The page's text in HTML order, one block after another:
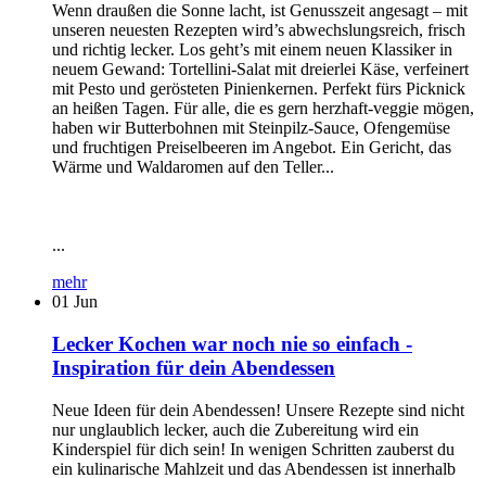
Wenn draußen die Sonne lacht, ist Genusszeit angesagt – mit
unseren neuesten Rezepten wird’s abwechslungsreich, frisch
und richtig lecker. Los geht’s mit einem neuen Klassiker in
neuem Gewand: Tortellini-Salat mit dreierlei Käse, verfeinert
mit Pesto und gerösteten Pinienkernen. Perfekt fürs Picknick
an heißen Tagen. Für alle, die es gern herzhaft-veggie mögen,
haben wir Butterbohnen mit Steinpilz-Sauce, Ofengemüse
und fruchtigen Preiselbeeren im Angebot. Ein Gericht, das
Wärme und Waldaromen auf den Teller...
...
mehr
01 Jun
Lecker Kochen war noch nie so einfach -
Inspiration für dein Abendessen
Neue Ideen für dein Abendessen! Unsere Rezepte sind nicht
nur unglaublich lecker, auch die Zubereitung wird ein
Kinderspiel für dich sein! In wenigen Schritten zauberst du
ein kulinarische Mahlzeit und das Abendessen ist innerhalb